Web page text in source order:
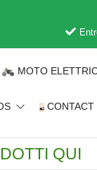
MOTO
CONTACT